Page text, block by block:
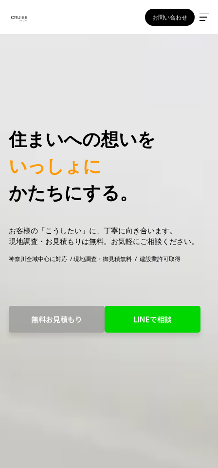
お問い合わせ
いっしょに
かたちにする。
お客様の「こうしたい」に、丁寧に向き合います。
現地調査・お見積もりは無料。お気軽にご相談ください。﻿﻿
神奈川全域中心に対応  / 現地調査・御見積無料  /  建設業許可取得
無料お見積もり LINEで相談